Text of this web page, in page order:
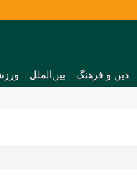
دین و فرهنگ بین‌الملل